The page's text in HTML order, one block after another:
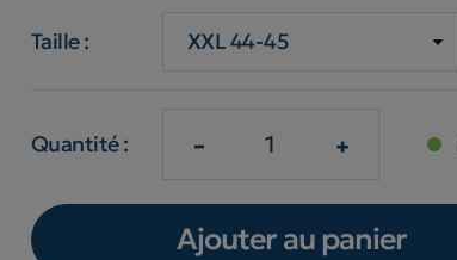
Taille :
Quantité : - +
Ajouter au panier